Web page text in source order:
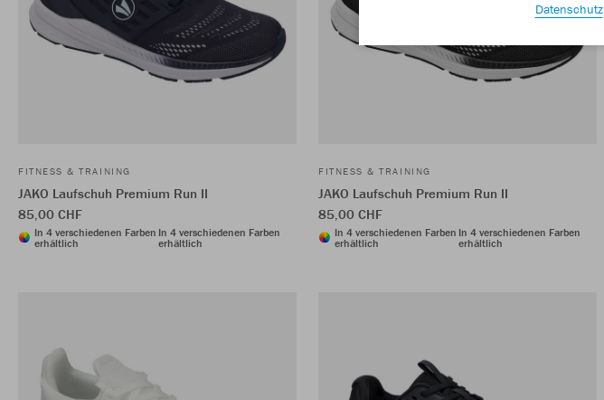
FITNESS & TRAINING
JAKO Laufschuh Premium Run II
85,00 CHF
In 4 verschiedenen Farben
erhältlich
In 4 verschiedenen Farben
erhältlich
FITNESS & TRAINING
JAKO Laufschuh Premium Run II
85,00 CHF
In 4 verschiedenen Farben
erhältlich
In 4 verschiedenen Farben
erhältlich
Datenschutz